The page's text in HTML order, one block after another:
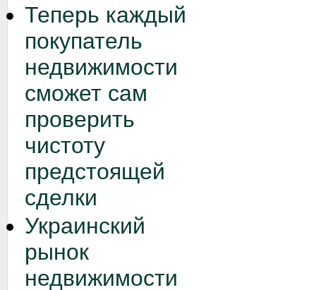
Теперь каждый
покупатель
недвижимости
сможет сам
проверить
чистоту
предстоящей
сделки
Украинский
рынок
недвижимости